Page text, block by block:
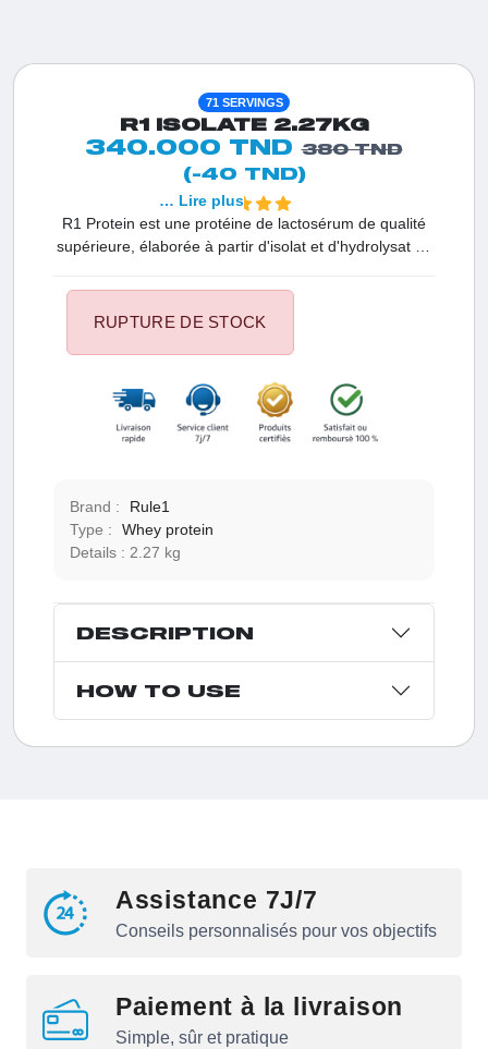
71 SERVINGS
R1 ISOLATE 2.27KG
340.000 TND 380 TND
(-40 TND)
R1 Protein est une protéine de lactosérum de qualité
supérieure, élaborée à partir d'isolat et d'hydrolysat de
marques, Rule One Protein exclut l'utilisation de
concentrés de lactosérum, de crèmes, de gommes ou
pureté protéique exceptionnelle atteignant jusqu'à 87
%. Avec R1 Protein, profitez d'une concentration plus
élevée de protéines de lactosérum à action rapide par
gramme, pour des résultats optimaux.
… Lire plus
RUPTURE DE STOCK
Brand :
Rule1
Type :
Whey protein
Details :
2.27 kg
DESCRIPTION
HOW TO USE
Assistance 7J/7
Conseils personnalisés pour vos objectifs
Paiement à la livraison
Simple, sûr et pratique